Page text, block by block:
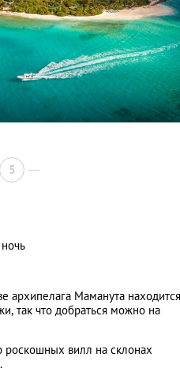
5
архипелага Маманута находится
так что добраться можно на
вилл на склонах